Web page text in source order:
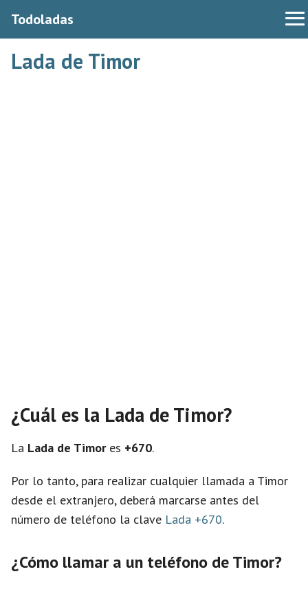
Todoladas
Lada de Timor
¿Cuál es la Lada de Timor?
La Lada de Timores +670.
Por lo tanto, para realizar cualquier llamada a Timor
desde el extranjero, deberá marcarse antes del
número de teléfono la clave Lada +670.
¿Cómo llamar a un teléfono de Timor?